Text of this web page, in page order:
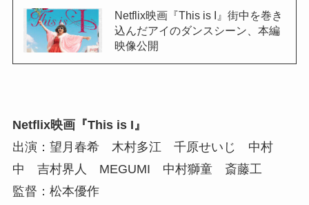
Netflix映画『This is I』街中を巻き
込んだアイのダンスシーン、本編
映像公開
Netflix映画『This is I』
出演：望月春希 木村多江 千原せいじ 中村
中 吉村界人 MEGUMI 中村獅童 斎藤工
監督：松本優作